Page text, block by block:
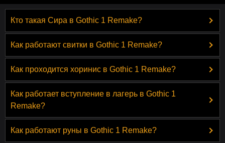
Кто такая Сира в Gothic 1 Remake?
Как работают свитки в Gothic 1 Remake?
Как проходится хоринис в Gothic 1 Remake?
Как работает вступление в лагерь в Gothic 1
Remake?
Как работают руны в Gothic 1 Remake?